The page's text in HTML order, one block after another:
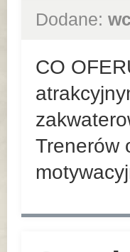
Dodane:
CO
Trenerów